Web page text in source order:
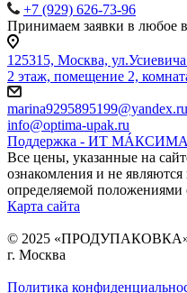
+7 (929) 626-73-96
Принимаем заявки в любое
125315, Москва,
2 этаж, помещение 2,
marina9295895199@yandex.ru
info@optima-upak.ru
Поддержка - ИТ МÁКСИМА
Все цены, указанные на
ознакомления и не
определяемой
Карта сайта
© 2025
г. Москва
Политика